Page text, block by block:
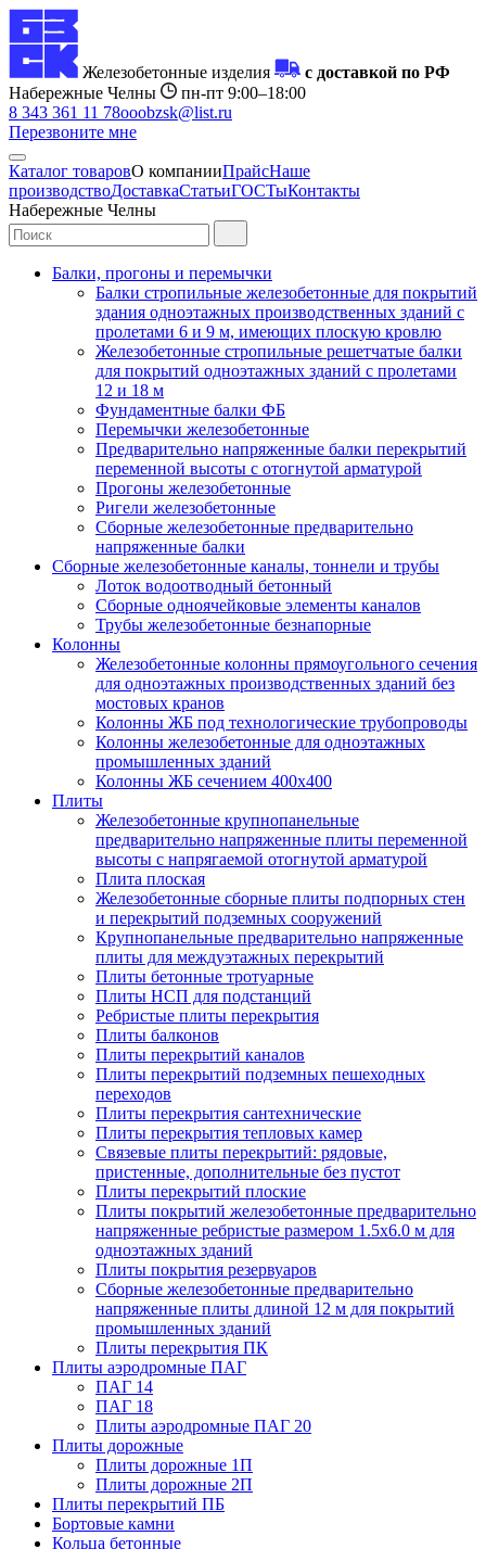
Железобетонные изделия
с доставкой по РФ
Набережные Челны
пн-пт 9:00–18:00
8 343 361 11 78ooobzsk@list.ru
Перезвоните мне
Каталог товаровО компанииПрайсНаше
производствоДоставкаСтатьиГОСТыКонтакты
Набережные Челны
Балки, прогоны и перемычки
Балки стропильные железобетонные для покрытий
здания одноэтажных производственных зданий с
пролетами 6 и 9 м, имеющих плоскую кровлю
Железобетонные стропильные решетчатые балки
для покрытий одноэтажных зданий с пролетами
12 и 18 м
Фундаментные балки ФБ
Перемычки железобетонные
Предварительно напряженные балки перекрытий
переменной высоты с отогнутой арматурой
Прогоны железобетонные
Ригели железобетонные
Сборные железобетонные предварительно
напряженные балки
Сборные железобетонные каналы, тоннели и трубы
Лоток водоотводный бетонный
Сборные одноячейковые элементы каналов
Трубы железобетонные безнапорные
Колонны
Железобетонные колонны прямоугольного сечения
для одноэтажных производственных зданий без
мостовых кранов
Колонны ЖБ под технологические трубопроводы
Колонны железобетонные для одноэтажных
промышленных зданий
Колонны ЖБ сечением 400х400
Плиты
Железобетонные крупнопанельные
предварительно напряженные плиты переменной
высоты с напрягаемой отогнутой арматурой
Плита плоская
Железобетонные сборные плиты подпорных стен
и перекрытий подземных сооружений
Крупнопанельные предварительно напряженные
плиты для междуэтажных перекрытий
Плиты бетонные тротуарные
Плиты НСП для подстанций
Ребристые плиты перекрытия
Плиты балконов
Плиты перекрытий каналов
Плиты перекрытий подземных пешеходных
переходов
Плиты перекрытия сантехнические
Плиты перекрытия тепловых камер
Связевые плиты перекрытий: рядовые,
пристенные, дополнительные без пустот
Плиты перекрытий плоские
Плиты покрытий железобетонные предварительно
напряженные ребристые размером 1.5х6.0 м для
одноэтажных зданий
Плиты покрытия резервуаров
Сборные железобетонные предварительно
напряженные плиты длиной 12 м для покрытий
промышленных зданий
Плиты перекрытия ПК
Плиты аэродромные ПАГ
ПАГ 14
ПАГ 18
Плиты аэродромные ПАГ 20
Плиты дорожные
Плиты дорожные 1П
Плиты дорожные 2П
Плиты перекрытий ПБ
Бортовые камни
Кольца бетонные